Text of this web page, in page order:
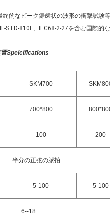
終的なピーク鋸歯状の波形の衝撃試
STD-810F、IEC68-2-27を含む国際的
置Speicifications
SKM700
700*800
100 200
半分の正弦の脈拍
5-100 5-100
6--18